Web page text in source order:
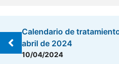
Calendario de
abril de 2024
10/04/2024